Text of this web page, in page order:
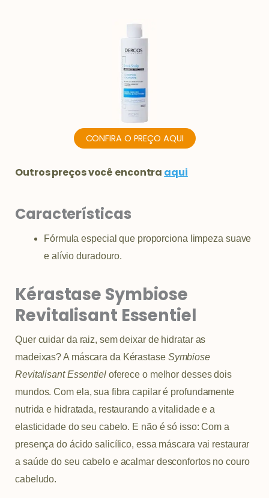
CONFIRA O PREÇO AQUI
Outros preços você encontra aqui
Características
Fórmula especial que proporciona limpeza suave
e alívio duradouro.
Kérastase Symbiose
Revitalisant Essentiel
Quer cuidar da raiz, sem deixar de hidratar as
madeixas? A máscara da Kérastase Symbiose
Revitalisant Essentieloferece o melhor desses dois
mundos. Com ela, sua fibra capilar é profundamente
nutrida e hidratada, restaurando a vitalidade e a
elasticidade do seu cabelo. E não é só isso: Com a
presença do ácido salicílico, essa máscara vai restaurar
a saúde do seu cabelo e acalmar desconfortos no couro
cabeludo.